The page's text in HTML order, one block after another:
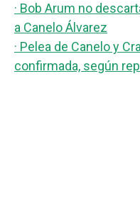
· Bob Arum no
a Canelo Álvarez
· Pelea de Canelo y
confirmada, según